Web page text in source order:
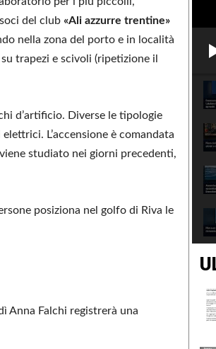
del club «Ali azzurre trentine»
nella zona del porto e in località
trapezi e scivoli (ripetizione il
d’artificio. Diverse le tipologie
L’accensione è comandata
studiato nei giorni precedenti,
posiziona nel golfo di Riva le
Anna Falchi registrerà una